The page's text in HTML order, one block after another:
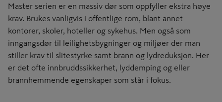
Master serien er en massiv dør som oppfyller ekstra høye
krav. Brukes vanligvis i offentlige rom, blant annet
kontorer, skoler, hoteller og sykehus. Men også som
inngangsdør til leilighetsbygninger og miljøer der man
stiller krav til slitestyrke samt brann og lydreduksjon. Her
er det ofte innbruddssikkerhet, lyddemping og eller
brannhemmende egenskaper som står i fokus.